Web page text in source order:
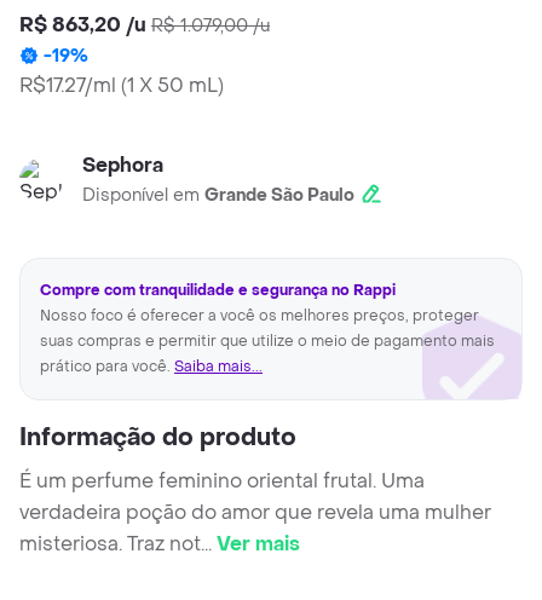
R$ 863,20 /u R$ 1.079,00/u
-19%
R$17.27/ml (1 X 50 mL)
Sephora
Disponível em Grande São Paulo
Compre com tranquilidade e segurança no Rappi
Nosso foco é oferecer a você os melhores preços, proteger
suas compras e permitir que utilize o meio de pagamento mais
prático para você. Saiba mais...
Informação do produto
É um perfume feminino oriental frutal. Uma
verdadeira poção do amor que revela uma mulher
misteriosa. Traz not...Ver mais